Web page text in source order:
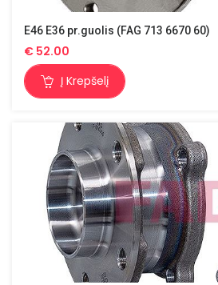
E46 E36 pr.guolis (FAG 713 6670 60)
€ 52.00
Į Krepšelį